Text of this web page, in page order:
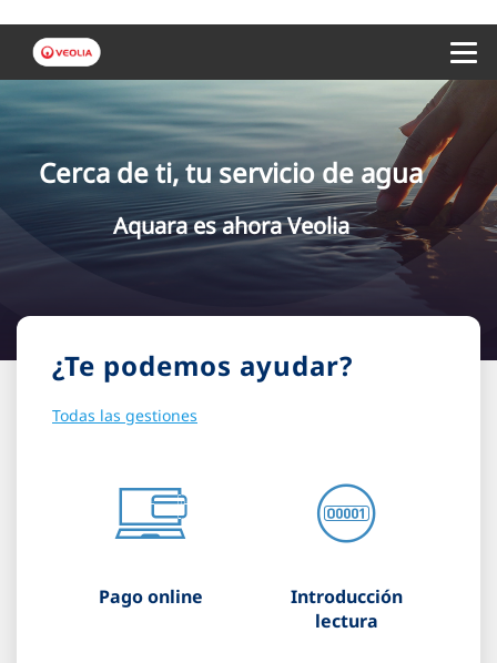
Cerca de ti, tu servicio de agua
Aquara es ahora Veolia
¿Te podemos ayudar?
Todas las gestiones
Pago online
Introducción
lectura